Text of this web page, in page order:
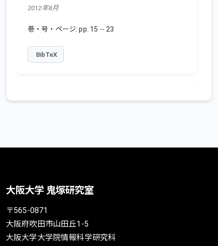
2012年8月
巻・号・ページ: pp. 15 -- 23
BibTeX
In Proceedings of International Conference
2012年3月
巻・号・ページ: pp. 396 -- 407
大阪大学 鬼塚研究室
〒565-0871
大阪府吹田市山田丘1-5
大阪大学大学院情報科学研究科